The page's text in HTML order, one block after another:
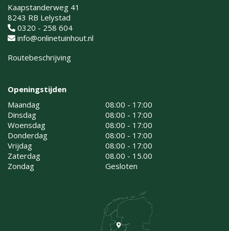
Kaapstanderweg 41
8243 RB Lelystad
0320 - 258 604
info@onlinetuinhout.nl
Routebeschrijving
Openingstijden
Maandag
08:00 - 17:00
Dinsdag
08:00 - 17:00
Woensdag
08:00 - 17:00
Donderdag
08:00 - 17:00
Vrijdag
08:00 - 17:00
Zaterdag
08.00 - 15.00
Zondag
Gesloten